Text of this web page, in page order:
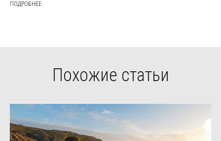
ПОДРОБНЕЕ
Похожие статьи